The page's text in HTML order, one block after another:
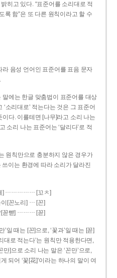
히고 있다. “표준어를 소리대로 적
록 함”은 또 다른 원칙이라고 할 수
음성 언어인 표준어를 표음 문자
말에는 한글 맞춤법이 표준어를 대상
소리대로’ 적는다는 것은 그 표준어
다. 이를테면 [나무]라고 소리 나는
소리 나는 표준어는 ‘달리다’로 적
원칙만으로 충분하지 않은 경우가
쓰이는 환경에 따라 소리가 달라진
] …………… [꼬ㅊ]
[꼰노리] … [꼰]
꼳빧] ……… [꼳]
’일 때는 [꼰]으로, ‘꽃과’일 때는 [꼳]
대로 적는다’는 원칙만 적용한다면,
만]으로 소리 나는 말은 ‘꼰만’으로,
되어 ‘꽃[花]’이라는 하나의 말이 여